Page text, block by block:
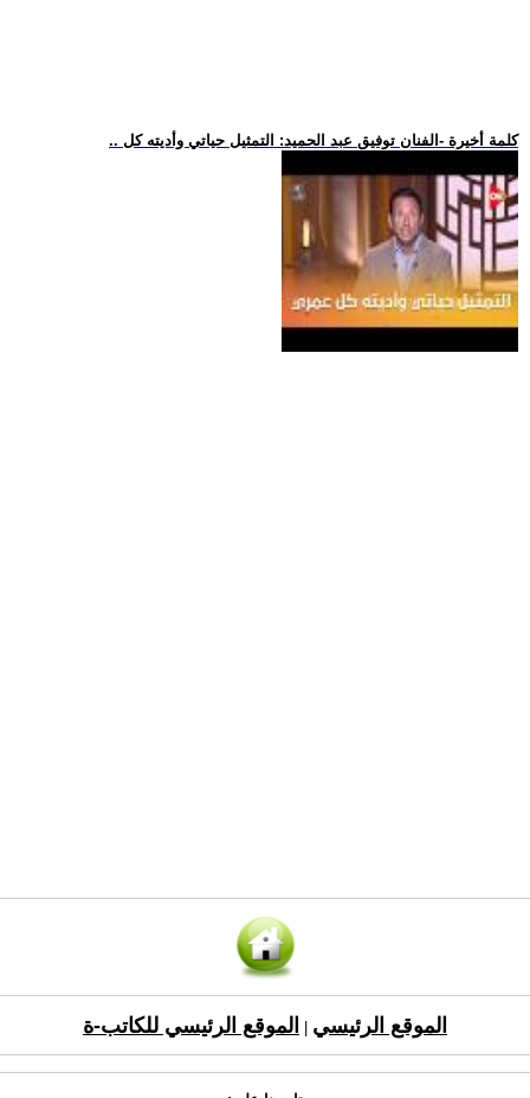
.. كلمة أخيرة -الفنان توفيق عبد الحميد: التمثيل حياتي وأديته كل
الموقع الرئيسي الموقع الرئيسي للكاتب-ة